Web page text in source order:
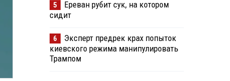
5
Ереван рубит сук, на котором
сидит
6
Эксперт предрек крах попыток
киевского режима манипулировать
Трампом